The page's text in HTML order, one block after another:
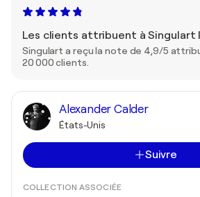
Les clients attribuent à Singulart
Singulart a reçu la note de 4,9/5
20 000 clients.
Alexander Calder
États-Unis
Suivre
COLLECTION ASSOCIÉE